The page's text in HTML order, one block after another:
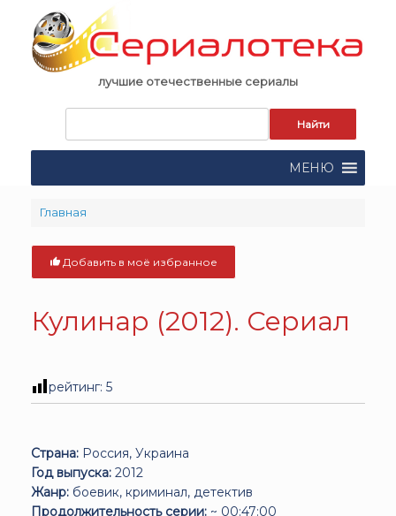
content
лучшие отечественные сериалы
поиска:
МЕНЮ
Главная
Добавить в моё избранное
Кулинар (2012). Сериал
рейтинг: 5
Страна: Россия, Украина
Год выпуска: 2012
Жанр: боевик, криминал, детектив
Продолжительность серии: ~ 00:47:00